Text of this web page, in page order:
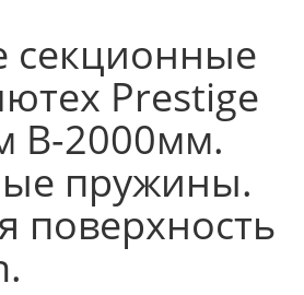
секционные
Prestige
В-2000мм.
пружины.
поверхность